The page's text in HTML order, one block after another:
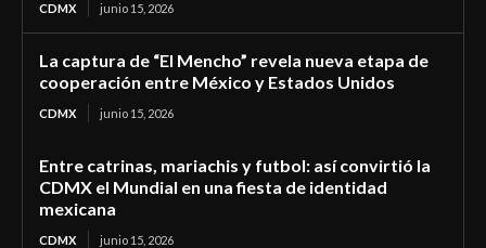
CDMX junio 15, 2026
La captura de “El Mencho” revela nueva etapa de
cooperación entre México y Estados Unidos
CDMX junio 15, 2026
Entre catrinas, mariachis y futbol: así convirtió la
CDMX el Mundial en una fiesta de identidad
mexicana
CDMX junio 15, 2026